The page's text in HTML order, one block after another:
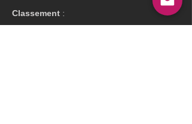
Classement :